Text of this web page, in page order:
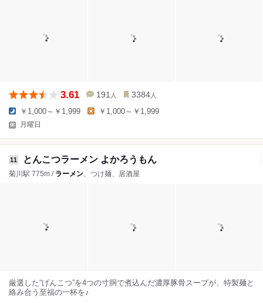
3.61 191 人 3384 人
￥1,000～￥1,999 ￥1,000～￥1,999
月曜日
11 とんこつラーメン よかろうもん
菊川駅 775m / ラーメン、つけ麺、居酒屋
厳選した“げんこつ”を4つの寸胴で煮込んだ濃厚豚骨スープが、特製麺と
絡み合う至福の一杯を♪